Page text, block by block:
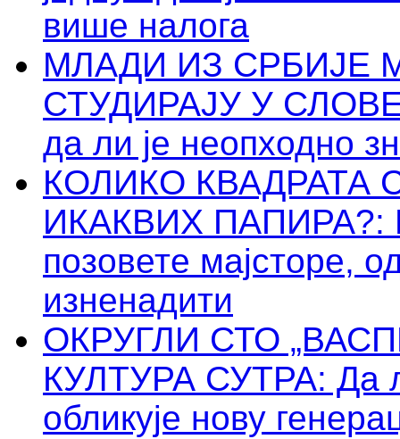
више налога
МЛАДИ ИЗ СРБИЈЕ
СТУДИРАЈУ У
да ли је неопходно
КОЛИКО КВАДРАТА
ИКАКВИХ ПАПИРА?:
позовете мајсторе,
изненадити
ОКРУГЛИ СТО
КУЛТУРА СУТРА: Да
обликује нову